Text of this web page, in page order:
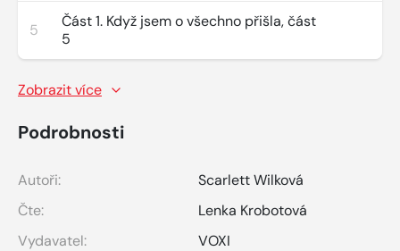
5
Část 1. Když jsem o všechno přišla, část
5
Zobrazit více
Podrobnosti
Autoři:
Scarlett Wilková
Čte:
Lenka Krobotová
Vydavatel:
VOXI